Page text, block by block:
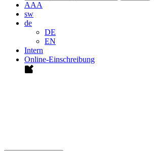
AAA
sw
de
DE
EN
Intern
Online-Einschreibung